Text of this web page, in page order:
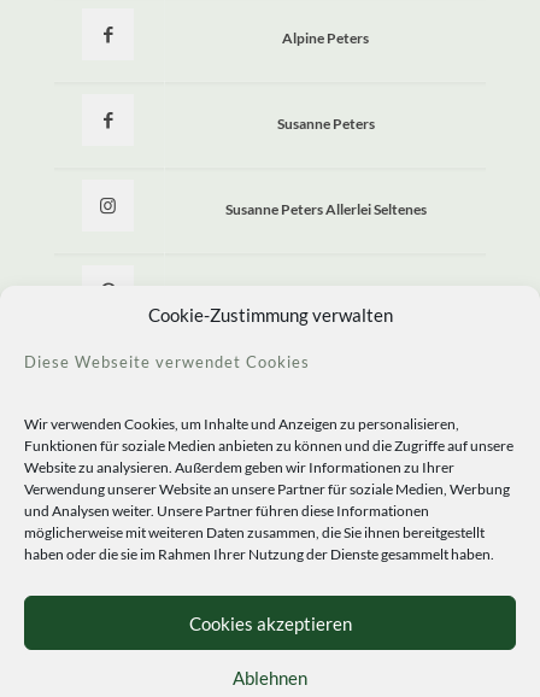
Cookie-Zustimmung verwalten
Diese Webseite verwendet Cookies
Wir verwenden Cookies, um Inhalte und Anzeigen zu personalisieren,
Funktionen für soziale Medien anbieten zu können und die Zugriffe auf unsere
Website zu analysieren. Außerdem geben wir Informationen zu Ihrer
Verwendung unserer Website an unsere Partner für soziale Medien, Werbung
und Analysen weiter. Unsere Partner führen diese Informationen
möglicherweise mit weiteren Daten zusammen, die Sie ihnen bereitgestellt
haben oder die sie im Rahmen Ihrer Nutzung der Dienste gesammelt haben.
Cookies akzeptieren
Ablehnen
Alpine Peters
Susanne Peters
Susanne Peters Allerlei Seltenes